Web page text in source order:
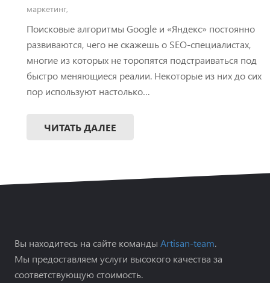
маркетинг,
Поисковые алгоритмы Google и «Яндекс» постоянно
развиваются, чего не скажешь о SEO-специалистах,
многие из которых не торопятся подстраиваться под
быстро меняющиеся реалии. Некоторые из них до сих
пор используют настолько…
ЧИТАТЬ ДАЛЕЕ
Вы находитесь на сайте команды Artisan-team.
Мы предоставляем услуги высокого качества за
соответствующую стоимость.